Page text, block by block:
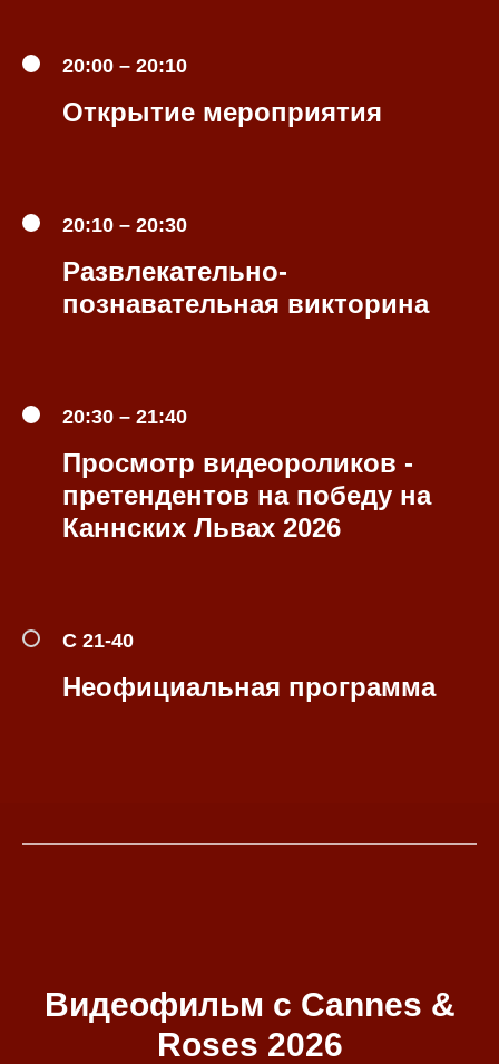
20:00 – 20:10
Открытие мероприятия
20:10 – 20:30
Развлекательно-
познавательная викторина
20:30 – 21:40
Просмотр видеороликов -
претендентов на победу на
Каннских Львах 2026
С 21-40
Неофициальная программа
Видеофильм с Cannes &
Roses 2026